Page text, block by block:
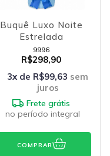
Buquê Luxo Noite
Estrelada
9996
R$298,90
3x de R$99,63 sem
juros
Frete grátis
no período integral
COMPRAR